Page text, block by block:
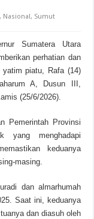
, Nasional, Sumut
Sumatera Utara
perhatian dan
yatim piatu, Rafa (14)
A, Dusun III,
(25/6/2026).
Pemerintah Provinsi
yang menghadapi
keduanya
masing.
dan almarhumah
Saat ini, keduanya
dan diasuh oleh